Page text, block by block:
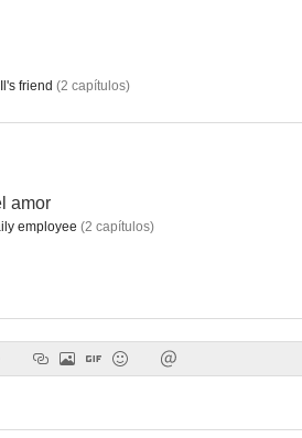
friend (2 capítulos)
amor
employee (2 capítulos)